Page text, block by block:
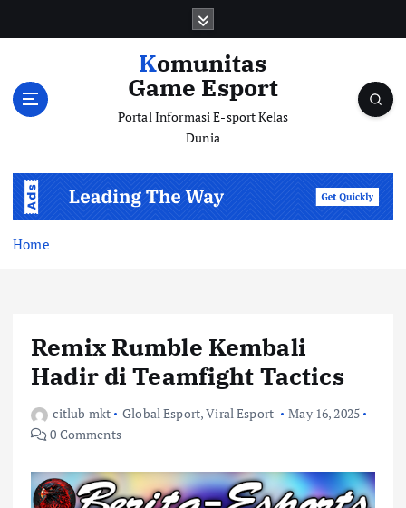
Komunitas
Game Esport
Portal Informasi E-sport Kelas
Dunia
Home
Remix Rumble Kembali
Hadir di Teamfight Tactics
citlub mkt Global Esport,Viral Esport
May 16, 2025
0 Comments